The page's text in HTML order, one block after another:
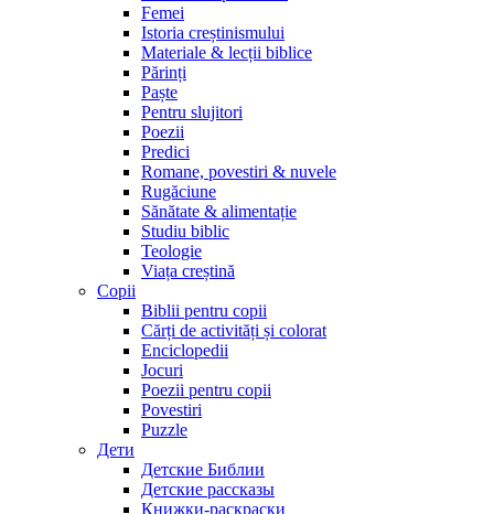
Femei
Istoria creștinismului
Materiale & lecții biblice
Părinți
Paște
Pentru slujitori
Poezii
Predici
Romane, povestiri & nuvele
Rugăciune
Sănătate & alimentație
Studiu biblic
Teologie
Viața creștină
Copii
Biblii pentru copii
Cărți de activități și colorat
Enciclopedii
Jocuri
Poezii pentru copii
Povestiri
Puzzle
Дети
Детские Библии
Детские рассказы
Книжки-раскраски